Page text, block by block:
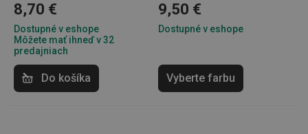
8,70 €
Dostupné v eshope
Môžete mať ihneď v 32
predajniach
Do košíka
9,50 €
Dostupné v eshope
Vyberte farbu
__rtbh.lid www.tescoma.sk